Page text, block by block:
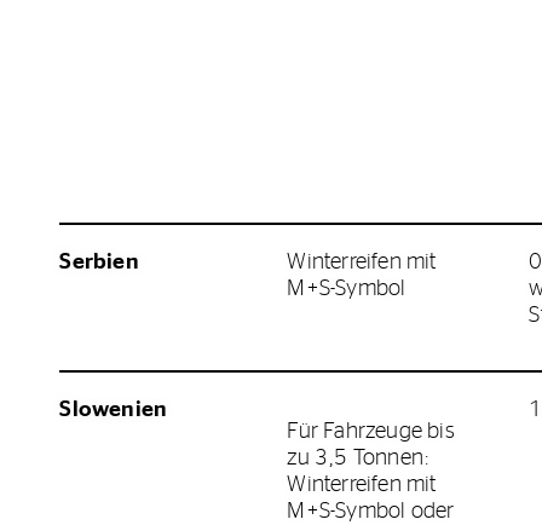
Serbien
Winterreifen mit
M+S-Symbol
Slowenien
Für Fahrzeuge bis
zu 3,5 Tonnen:
Winterreifen mit
M+S-Symbol oder